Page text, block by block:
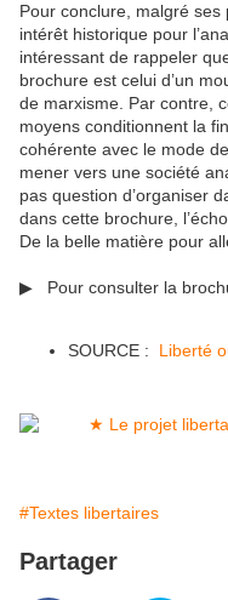
Pour conclure, malgré
intérêt historique pour
intéressant de rappeler
brochure est celui d’un
de marxisme. Par contre,
moyens conditionnent la
cohérente avec le mode
mener vers une société
pas question d’organiser
dans cette brochure,
De la belle matière pour
▶ Pour consulter la
SOURCE : Liberté
#Textes libertaires
Partager